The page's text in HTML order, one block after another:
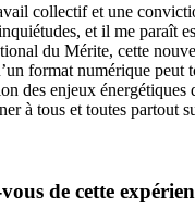
collectif et une
et il me paraît
du Mérite, cette
format numérique
des enjeux
à tous et toutes partout
de cette